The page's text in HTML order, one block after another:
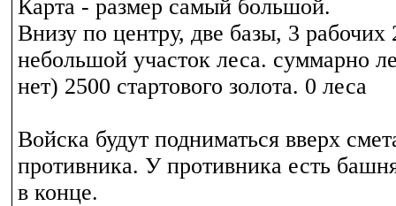
Карта - размер самый большой.
Внизу по центру, две базы, 3
небольшой участок леса. суммарно
нет) 2500 стартового золота. 0 леса
Войска будут подниматься вверх
противника. У противника есть
в конце.